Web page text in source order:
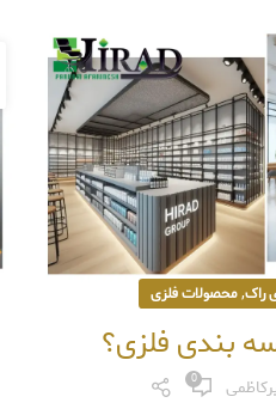
راک,محصولات فلزی
بندی فلزی؟
0